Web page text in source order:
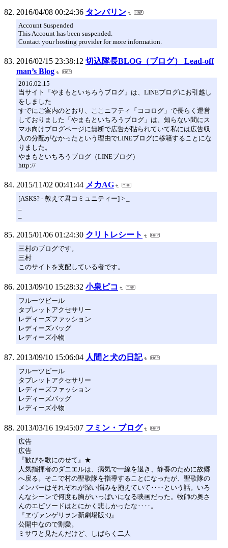
2016/04/08 00:24:36 タンバリン
Account Suspended
This Account has been suspended.
Contact your hosting provider for more information.
2016/02/15 23:38:12 切込隊長BLOG（ブログ） Lead‐off
man’s Blog
2016.02.15
当サイト「やまもといちろうブログ」は、LINEブログにお引越し
をしました
すでにご案内のとおり、ここニフティ「ココログ」で長らく運営
しておりました「やまもといちろうブログ」は、知らない間にス
マホ向けブログページに無断で広告が貼られていて私には広告収
入の分配がなかったという理由でLINEブログに移籍することにな
りました。
やまもといちろうブログ（LINEブログ）
http://
2015/11/02 00:41:44 メカAG
[ASKS? - 教えて君コミュニティー] > _
2015/01/06 01:24:30 クリトレシート
三村のブログです。
三村
このサイトを支配している者です。
2013/09/10 15:28:32 小泉ピコ
フルーツビール
タブレットアクセサリー
レディーズファッション
レディーズバッグ
レディーズ小物
2013/09/10 15:06:04 人間と犬の日記
フルーツビール
タブレットアクセサリー
レディーズファッション
レディーズバッグ
レディーズ小物
2013/03/16 19:45:07 フミン・ブログ
広告
広告
『歓びを歌にのせて』★
人気指揮者のダニエルは、病気で一線を退き、静養のために故郷
へ戻る。そこで村の聖歌隊を指導することになったが、聖歌隊の
メンバーはそれぞれが深い悩みを抱えていて‥‥という話。いろ
んなシーンで何度も胸がいっぱいになる映画だった。牧師の奥さ
んのエピソードはとにかく悲しかったな‥‥。
『ヱヴァンゲリヲン新劇場版:Q』
公開中なので割愛。
ミサワと見たんだけど、しばらく二人